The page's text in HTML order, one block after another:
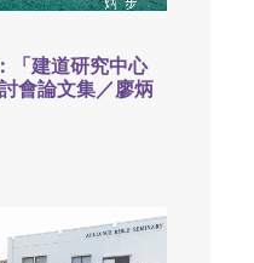
「建道研究中心
會論文集／廖炳